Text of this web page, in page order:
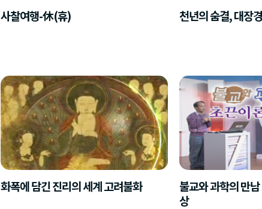
사찰여행-休(휴) 천년의 숨결, 대장경
화폭에 담긴 진리의 세계 고려불화
불교와 과학의 만
상